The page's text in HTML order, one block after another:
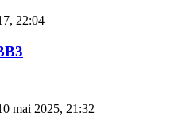
22:04
mai 2025, 21:32